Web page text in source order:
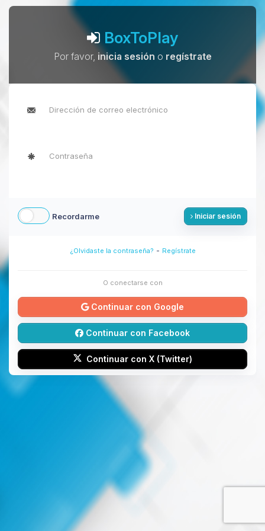
BoxToPlay
Por favor, inicia sesión o regístrate
Recordarme Iniciar sesión
¿Olvidaste la contraseña? - Regístrate
O conectarse con
Continuar con Google
Continuar con Facebook
Continuar con X (Twitter)